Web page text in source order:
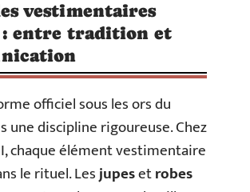
vestimentaires
: entre tradition et
officiel sous les ors du
une discipline rigoureuse. Chez
chaque élément vestimentaire
le rituel. Lesjupesetrobes